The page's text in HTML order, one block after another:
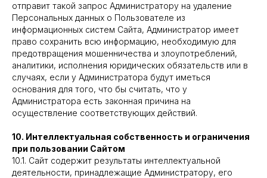
отправит такой запрос Администратору на удаление
Персональных данных о Пользователе из
информационных систем Сайта, Администратор имеет
право сохранить всю информацию, необходимую для
предотвращения мошенничества и злоупотреблений,
аналитики, исполнения юридических обязательств или в
случаях, если у Администратора будут иметься
основания для того, что бы считать, что у
Администратора есть законная причина на
осуществление соответствующих действий.
10. Интеллектуальная собственность и ограничения
при пользовании Сайтом
10.1. Сайт содержит результаты интеллектуальной
деятельности, принадлежащие Администратору, его